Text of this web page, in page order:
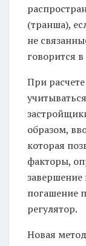
(транша),
не
говорится
При
образом,
которая
факторы,
завершение
погашение
регулятор.
Новая